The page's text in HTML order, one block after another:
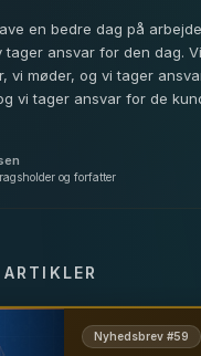
en bedre dag på
tager ansvar for den dag.
vi møder, og vi tager
vi tager ansvar for de
og forfatter
ARTIKLER
Nyhedsbrev #59